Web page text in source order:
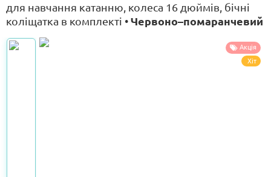
для навчання катанню, колеса 16 дюймів, бічні
коліщатка в комплекті •Червоно–помаранчевий
Акція
Хіт